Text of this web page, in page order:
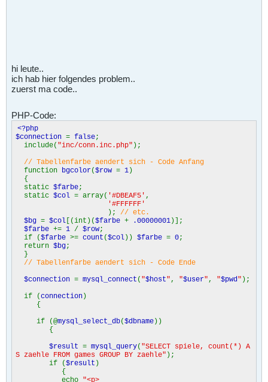
hi leute..
ich hab hier folgendes problem..
zuerst ma code..
PHP-Code:
<?php
$connection = false;
include( "inc/conn.inc.php" );
// Tabellenfarbe aendert sich - Code Anfang
function
bgcolor($row = 1)
{
static $farbe;
static $col = array( '#DBEAF5' ,
'#FFFFFF'
); // etc.
$bg = $col [(int)($farbe + .00000001)];
$farbe += 1 / $row;
if ($farbe >= count ($col)) $farbe = 0;
return $bg;
}
// Tabellenfarbe aendert sich - Code Ende
$connection = mysql_connect ( "$host" , "$user" , "$pwd" );
if (connection)
{
if (@mysql_select_db($dbname))
{
$result = mysql_query( "SELECT spiele, count(*) A
S zaehle FROM games GROUP BY zaehle" );
if ($result )
{
echo "<p>